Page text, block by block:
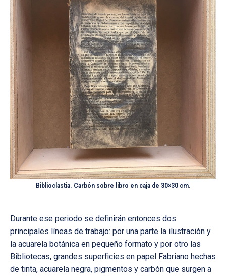
Biblioclastia. Carbón sobre libro en caja de 30×30 cm.
Durante ese periodo se definirán entonces dos
principales líneas de trabajo: por una parte la ilustración y
la acuarela botánica en pequeño formato y por otro las
Bibliotecas, grandes superficies en papel Fabriano hechas
de tinta, acuarela negra, pigmentos y carbón que surgen a